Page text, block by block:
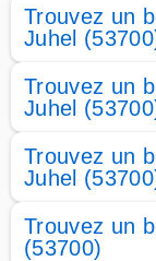
Trouvez un
Juhel
Trouvez un
Juhel
Trouvez un
Juhel
Trouvez un
(53700)